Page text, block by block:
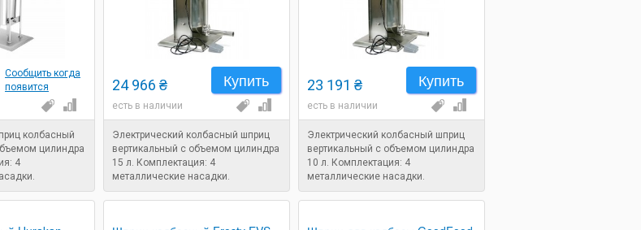
Сообщить когда
появится
колбасный
цилиндра
4
Мощность: 0,2
для
Купить
24 966 ₴
есть в наличии
Электрический колбасный шприц
вертикальный с объемом цилиндра
15 л. Комплектация: 4
металлические насадки.
Напряжение: 220 В. Мощность: 0,06
кВт. Назначение: шприц для
Купить
23 191 ₴
есть в наличии
Электрический колбасный шприц
вертикальный с объемом цилиндра
10 л. Комплектация: 4
металлические насадки.
Напряжение: 220 В. Мощность: 0,06
кВт. Назначение: шприц для